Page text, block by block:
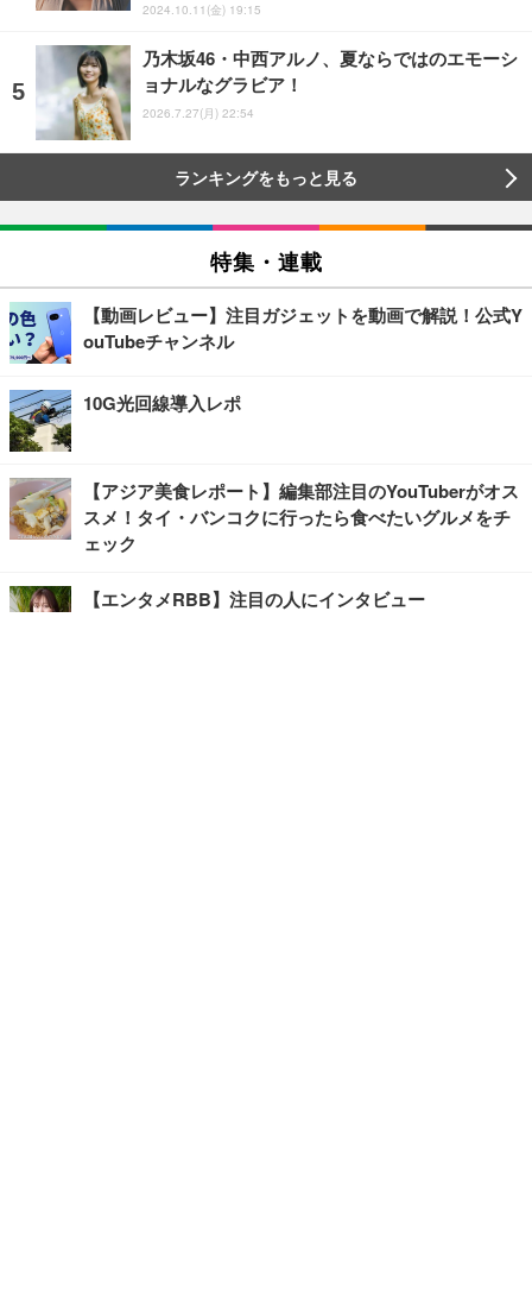
2024.10.11(金) 19:15
乃木坂46・中西アルノ、夏ならではのエモーシ
ョナルなグラビア！
2026.7.27(月) 22:54
ランキングをもっと見る
特集・連載
【動画レビュー】注目ガジェットを動画で解説！公式Y
ouTubeチャンネル
10G光回線導入レポ
【アジア美食レポート】編集部注目のYouTuberがオス
スメ！タイ・バンコクに行ったら食べたいグルメをチ
ェック
【エンタメRBB】注目の人にインタビュー